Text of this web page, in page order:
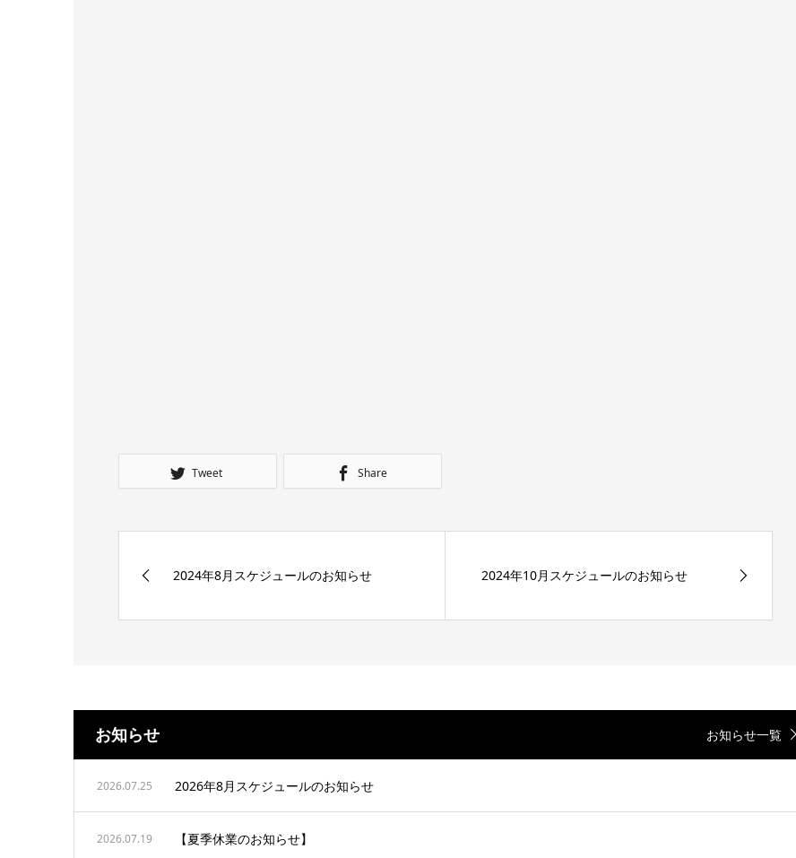
Tweet Share
2024年8月スケジュールのお知らせ 2024年10月スケジュールのお知らせ
お知らせ お知らせ一覧
2026.07.25 2026年8月スケジュールのお知らせ
2026.07.19 【夏季休業のお知らせ】